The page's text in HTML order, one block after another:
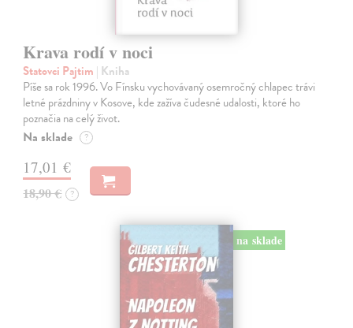
Krava rodí v noci
Statovci Pajtim | Kniha
Píše sa rok 1996. Vo Fínsku vychovávaný osemročný chlapec trávi
letné prázdniny v Kosove, kde zažíva čudesné udalosti, ktoré ho
poznačia na celý život.
Na sklade ?
17,01 €
18,90 € ?
na sklade